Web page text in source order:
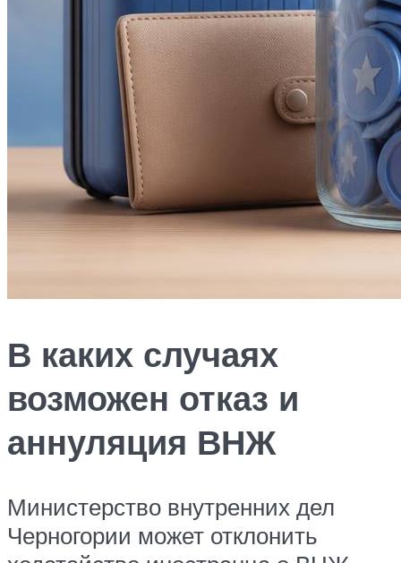
В каких случаях
возможен отказ и
аннуляция ВНЖ
Министерство внутренних дел
Черногории может отклонить